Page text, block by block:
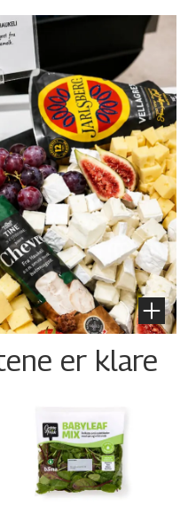
er klare